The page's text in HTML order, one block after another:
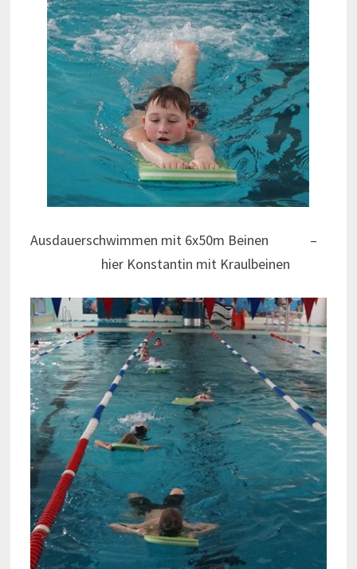
Ausdauerschwimmen mit 6x50m Beinen –
hier Konstantin mit Kraulbeinen